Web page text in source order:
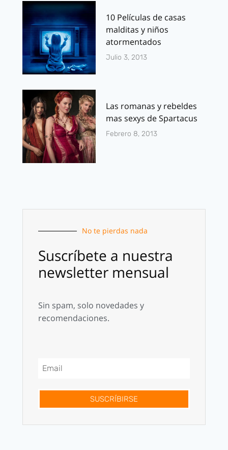
10 Películas de casas
malditas y niños
atormentados
Julio 3, 2013
Las romanas y rebeldes
mas sexys de Spartacus
Febrero 8, 2013
No te pierdas nada
Suscríbete a nuestra
newsletter mensual
Sin spam, solo novedades y
recomendaciones.
SUSCRÍBIRSE